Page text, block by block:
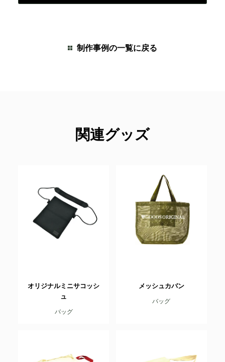
制作事例の一覧に戻る
関連グッズ
オリジナルミニサコッシ
ュ
バッグ
メッシュカバン
バッグ